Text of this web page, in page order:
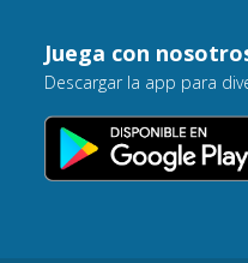
Juega con
Descargar la app para